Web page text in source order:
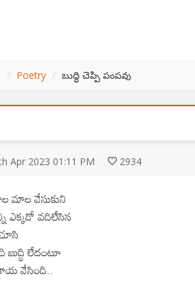
Poetry బుద్ధి చెప్పి పంపవు
Apr 2023 01:11 PM 2934
మాల వేసుకుని
ఎక్కడో వదిలేసిన
లేదంటూ
వేసింది..